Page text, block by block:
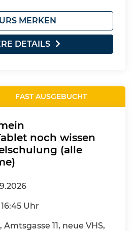
MERKEN
DETAILS
FAST AUSGEBUCHT
noch wissen
(alle
Uhr
11, neue VHS,